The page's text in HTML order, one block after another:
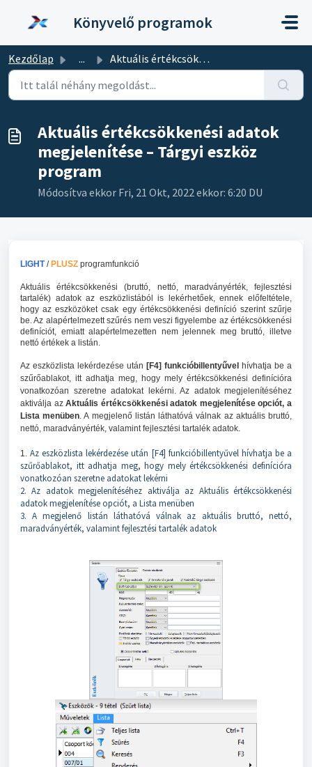
Könyvelő programok
Kezdőlap ... Aktuális értékcsökkenési adatok megjelenítése – Tárgyi es...
Aktuális értékcsökkenési adatok
megjelenítése – Tárgyi eszköz
program
Módosítva ekkor Fri, 21 Okt, 2022 ekkor: 6:20 DU
LIGHT/ PLUSZ programfunkció
Aktuális értékcsökkenési (bruttó, nettó, maradványérték, fejlesztési
tartalék) adatok az eszközlistából is lekérhetőek, ennek előfeltétele,
hogy az eszközöket csak egy értékcsökkenési definíció szerint szűrje
be. Az alapértelmezett szűrés nem veszi figyelembe az értékcsökkenési
definíciót, emiatt alapértelmezetten nem jelennek meg bruttó, illetve
nettó értékek a listán.
Az eszközlista lekérdezése után [F4] funkcióbillentyűvel
hívhatja be a
szűrőablakot, itt adhatja meg, hogy mely értékcsökkenési definícióra
vonatkozóan szeretne adatokat lekérni. Az adatok megjelenítéséhez
aktiválja azAktuális értékcsökkenési adatok megjelenítése opciót, a
Lista menüben. A megjelenő listán láthatóvá válnak az aktuális bruttó,
nettó, maradványérték, valamint fejlesztési tartalék adatok.
1.Az eszközlista lekérdezése után [F4] funkcióbillentyűvel hívhatja be a
szűrőablakot, itt adhatja meg, hogy mely értékcsökkenési definícióra
vonatkozóan szeretne adatokat lekérni
2. Az adatok megjelenítéséhez aktiválja az Aktuális értékcsökkenési
adatok megjelenítése opciót, a Lista menüben
3. A megjelenő listán láthatóvá válnak az aktuális bruttó, nettó,
maradványérték, valamint fejlesztési tartalék adatok